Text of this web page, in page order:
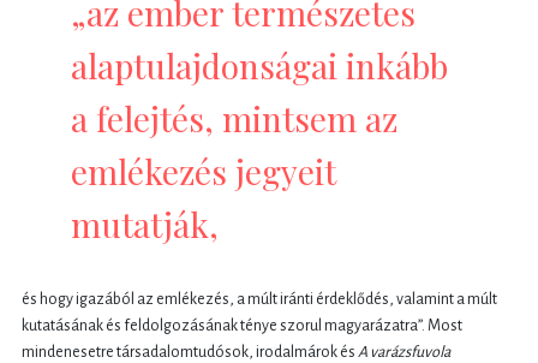
„az ember természetes
alaptulajdonságai inkább
a felejtés, mintsem az
emlékezés jegyeit
mutatják,
és hogy igazából az emlékezés, a múlt iránti érdeklődés, valamint a múlt
kutatásának és feldolgozásának ténye szorul magyarázatra”. Most
mindenesetre társadalomtudósok, irodalmárok és A varázsfuvola